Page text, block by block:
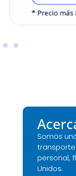
Somos
personal,
Unidos.